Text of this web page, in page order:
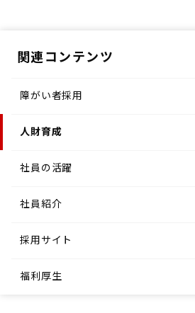
関連コンテンツ
障がい者採用
人財育成
社員の活躍
社員紹介
採用サイト
福利厚生